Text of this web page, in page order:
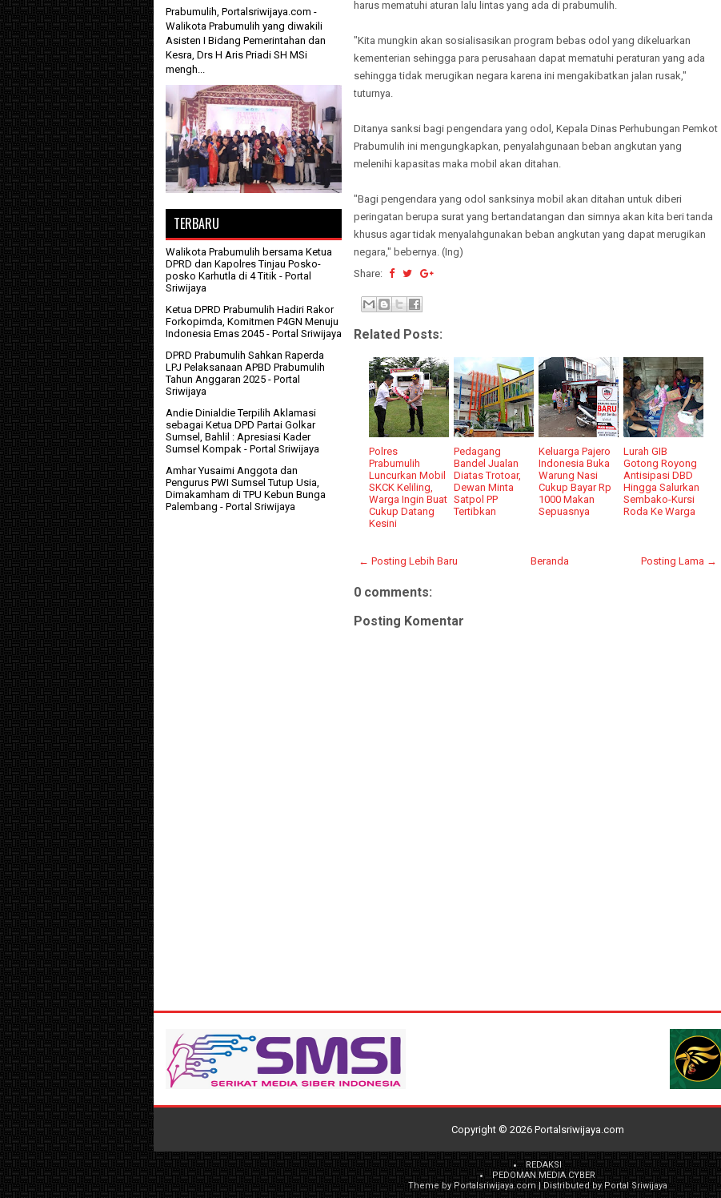
harus mematuhi aturan lalu lintas yang ada di prabumulih.
"Kita mungkin akan sosialisasikan program bebas odol yang dikeluarkan
kementerian sehingga para perusahaan dapat mematuhi peraturan yang ada
sehingga tidak merugikan negara karena ini mengakibatkan jalan rusak,"
tuturnya.
Ditanya sanksi bagi pengendara yang odol, Kepala Dinas Perhubungan Pemkot
Prabumulih ini mengungkapkan, penyalahgunaan beban angkutan yang
melenihi kapasitas maka mobil akan ditahan.
"Bagi pengendara yang odol sanksinya mobil akan ditahan untuk diberi
peringatan berupa surat yang bertandatangan dan simnya akan kita beri tanda
khusus agar tidak menyalahgunakan beban angkutan yang dapat merugikan
negara," bebernya. (Ing)
Share:
Related Posts:
Polres
Prabumulih
Luncurkan Mobil
SKCK Keliling,
Warga Ingin Buat
Cukup Datang
Kesini
Pedagang
Bandel Jualan
Diatas Trotoar,
Dewan Minta
Satpol PP
Tertibkan
Keluarga Pajero
Indonesia Buka
Warung Nasi
Cukup Bayar Rp
1000 Makan
Sepuasnya
Lurah GIB
Gotong Royong
Antisipasi DBD
Hingga Salurkan
Sembako-Kursi
Roda Ke Warga
← Posting Lebih Baru Posting Lama →
Beranda
0 comments:
Posting Komentar
Prabumulih, Portalsriwijaya.com -
Walikota Prabumulih yang diwakili
Asisten I Bidang Pemerintahan dan
Kesra, Drs H Aris Priadi SH MSi
mengh...
TERBARU
Walikota Prabumulih bersama Ketua
DPRD dan Kapolres Tinjau Posko-
posko Karhutla di 4 Titik - Portal
Sriwijaya
Ketua DPRD Prabumulih Hadiri Rakor
Forkopimda, Komitmen P4GN Menuju
Indonesia Emas 2045 - Portal Sriwijaya
DPRD Prabumulih Sahkan Raperda
LPJ Pelaksanaan APBD Prabumulih
Tahun Anggaran 2025 - Portal
Sriwijaya
Andie Dinialdie Terpilih Aklamasi
sebagai Ketua DPD Partai Golkar
Sumsel, Bahlil : Apresiasi Kader
Sumsel Kompak - Portal Sriwijaya
Amhar Yusaimi Anggota dan
Pengurus PWI Sumsel Tutup Usia,
Dimakamham di TPU Kebun Bunga
Palembang - Portal Sriwijaya
Copyright © 2026 Portalsriwijaya.com
REDAKSI
PEDOMAN MEDIA CYBER
Theme byPortalsriwijaya.com| Distributed by Portal Sriwijaya